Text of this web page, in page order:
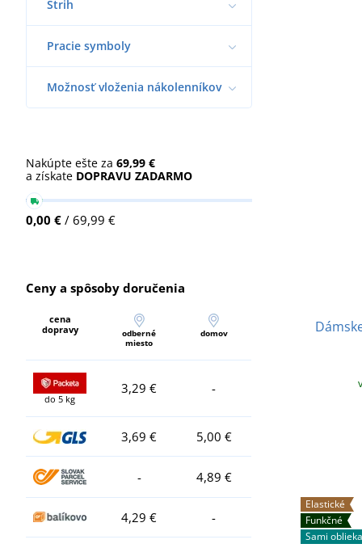
Strih
Pracie symboly
Možnosť vloženia nákolenníkov
Nakúpte ešte za 69,99 €
a získate DOPRAVU ZADARMO
0,00 € / 69,99 €
Ceny a spôsoby doručenia
cena
dopravy
odberné
miesto
domov
do 5 kg
3,29 € -
3,69 € 5,00 €
- 4,89 €
4,29 € -
Elastické
Funkčné
Sami